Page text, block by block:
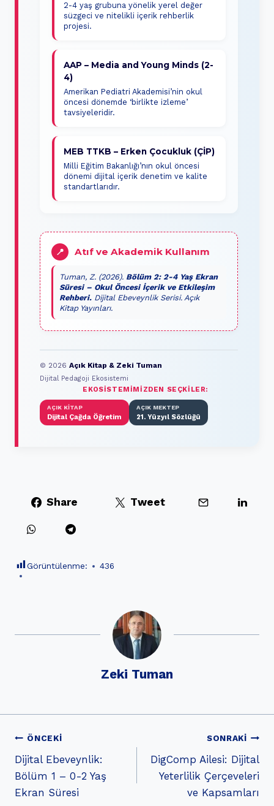
2-4 yaş grubuna yönelik yerel değer
süzgeci ve nitelikli içerik rehberlik
projesi.
AAP – Media and Young Minds (2-
4)
Amerikan Pediatri Akademisi’nin okul
öncesi dönemde ‘birlikte izleme’
tavsiyeleridir.
MEB TTKB – Erken Çocukluk (ÇİP)
Milli Eğitim Bakanlığı’nın okul öncesi
dönemi dijital içerik denetim ve kalite
standartlarıdır.
📍 Atıf ve Akademik Kullanım
Tuman, Z. (2026). Bölüm 2: 2-4 Yaş Ekran
Süresi – Okul Öncesi İçerik ve Etkileşim
Rehberi. Dijital Ebeveynlik Serisi. Açık
Kitap Yayınları.
© 2026 Açık Kitap & Zeki Tuman
Dijital Pedagoji Ekosistemi
EKOSISTEMIMIZDEN SEÇKILER:
AÇIK KITAP
Dijital Çağda Öğretim
AÇIK MEKTEP
21. Yüzyıl Sözlüğü
Share Tweet
Görüntülenme: 436
Zeki Tuman
Yazı
gezinmesi
ÖNCEKI
Dijital Ebeveynlik:
Bölüm 1 – 0-2 Yaş
Ekran Süresi
SONRAKI
DigComp Ailesi: Dijital
Yeterlilik Çerçeveleri
ve Kapsamları